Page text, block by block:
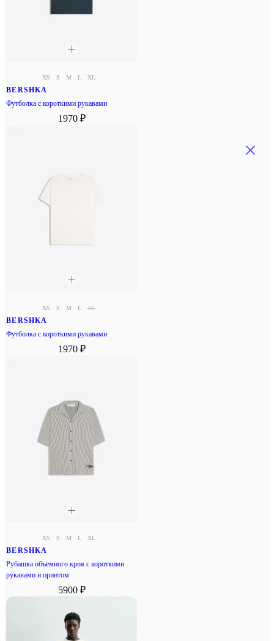
XS S M L XL
BERSHKA
Футболка с короткими рукавами
1970 ₽
XS S M L XL
BERSHKA
Футболка с короткими рукавами
1970 ₽
XS S M L XL
BERSHKA
Рубашка объемного кроя с короткими
рукавами и принтом
5900 ₽